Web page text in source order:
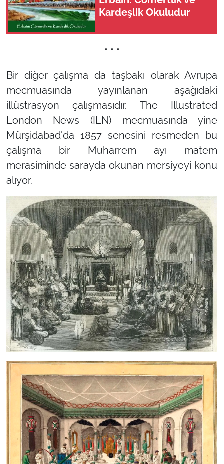
Kardeşlik Okuludur
* * *
Bir diğer çalışma da taşbakı olarak Avrupa
mecmuasında yayınlanan aşağıdaki
illüstrasyon çalışmasıdır. The Illustrated
London News (ILN) mecmuasında yine
Mürşidabad'da 1857 senesini resmeden bu
çalışma bir Muharrem ayı matem
merasiminde sarayda okunan mersiyeyi konu
alıyor.